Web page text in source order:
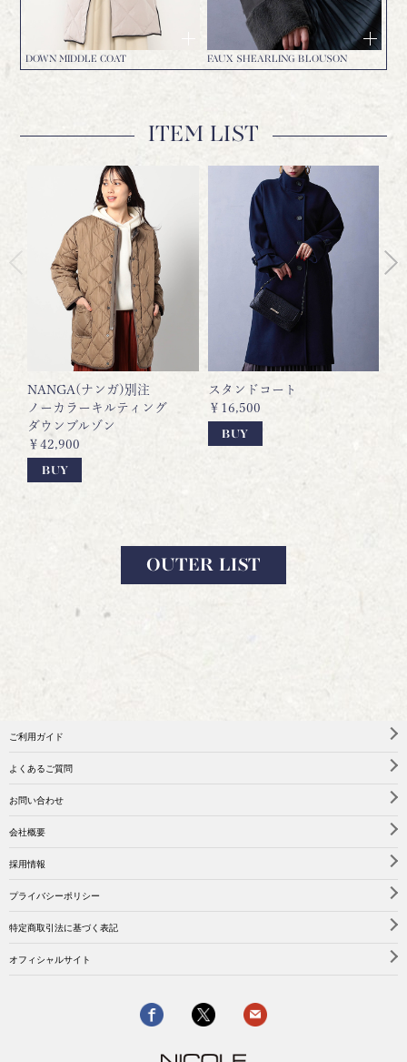
DOWN MIDDLE COAT FAUX SHEARLING BLOUSON
ITEM LIST
NANGA(ナンガ)別注
ノーカラーキルティング
ダウンブルゾン
￥42,900
BUY
スタンドコート
￥16,500
BUY
OUTER LIST
ご利用ガイド
よくあるご質問
お問い合わせ
会社概要
採用情報
プライバシーポリシー
特定商取引法に基づく表記
オフィシャルサイト